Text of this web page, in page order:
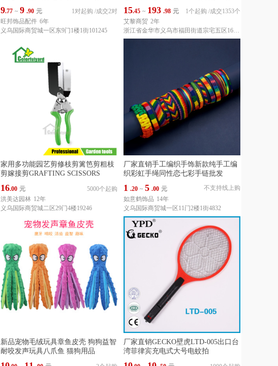
9.77 ~ 9 .90 元 成交2对
1对起购 /
旺邦饰品配件 6年
义乌国际商贸城一区东9门1楼1街101245
15.45 ~ 193 .98 元 成交1353个
1个起购 /
艾黎商贸 2年
浙江省金华市义乌市福田街道宗宅五区16幢3单元302室
家用多功能园艺剪修枝剪篱笆剪粗枝
剪嫁接剪GRAFTING SCISSORS
16.00 元
5000个起购
洪美达园林 12年
义乌国际商贸城二区29门4楼19246
厂家直销手工编织手饰新款纯手工编
织彩虹手绳同性恋七彩手链批发
1 .20 ~ 5 .00 元
不支持线上购
如意鹤饰品 14年
义乌国际商贸城一区11门2楼1街4832
新品宠物毛绒玩具章鱼皮壳 狗狗益智
耐咬发声玩具八爪鱼 猫狗用品
厂家直销GECKO壁虎LTD-005出口台
湾菲律宾充电式大号电蚊拍